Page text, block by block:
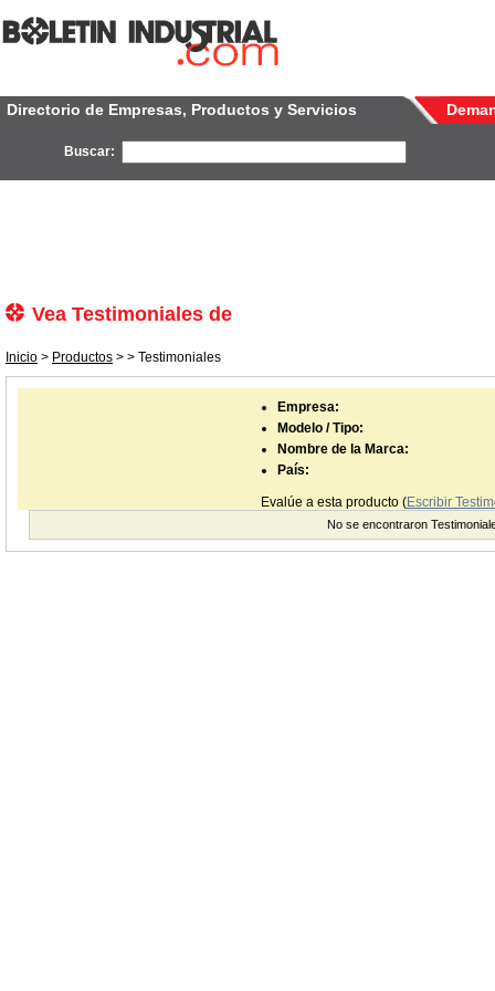
Directorio de Empresas, Productos y Servicios
Buscar:
Vea Testimoniales de
Inicio > Productos > > Testimoniales
Empresa:
Modelo / Tipo:
Nombre de la Marca:
País:
Evalúe a esta producto (Escribir
No se encontraron